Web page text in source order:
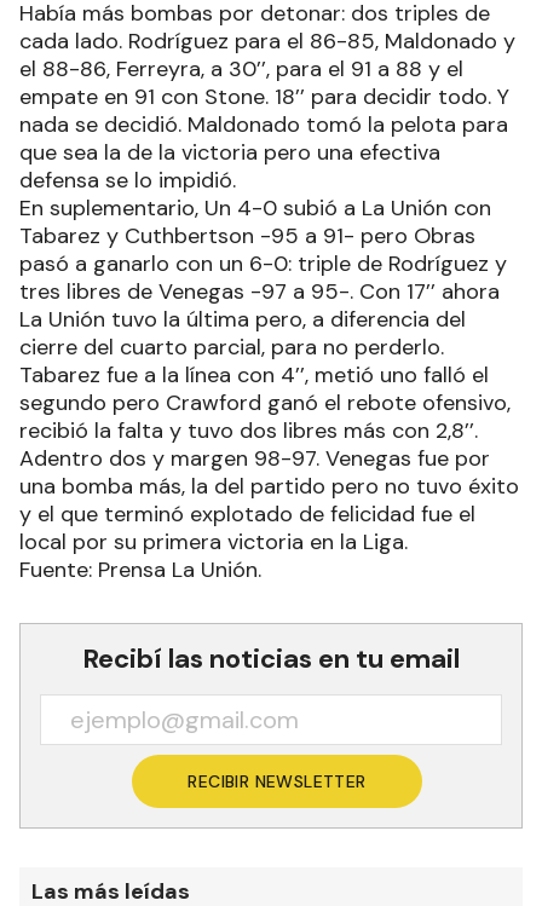
Había más bombas por detonar: dos triples de
cada lado. Rodríguez para el 86-85, Maldonado y
el 88-86, Ferreyra, a 30’’, para el 91 a 88 y el
empate en 91 con Stone. 18’’ para decidir todo. Y
nada se decidió. Maldonado tomó la pelota para
que sea la de la victoria pero una efectiva
defensa se lo impidió.
En suplementario, Un 4-0 subió a La Unión con
Tabarez y Cuthbertson -95 a 91- pero Obras
pasó a ganarlo con un 6-0: triple de Rodríguez y
tres libres de Venegas -97 a 95-. Con 17’’ ahora
La Unión tuvo la última pero, a diferencia del
cierre del cuarto parcial, para no perderlo.
Tabarez fue a la línea con 4’’, metió uno falló el
segundo pero Crawford ganó el rebote ofensivo,
recibió la falta y tuvo dos libres más con 2,8’’.
Adentro dos y margen 98-97. Venegas fue por
una bomba más, la del partido pero no tuvo éxito
y el que terminó explotado de felicidad fue el
local por su primera victoria en la Liga.
Fuente: Prensa La Unión.
Recibí las noticias en tu email
RECIBIR NEWSLETTER
Las más leídas